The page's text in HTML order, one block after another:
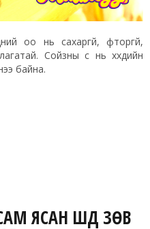
оо нь сахаргүй, фторгүй,
Сойзны үс нь хүүхдийн
байна.
ЯСАН ШҮД ЗӨВ